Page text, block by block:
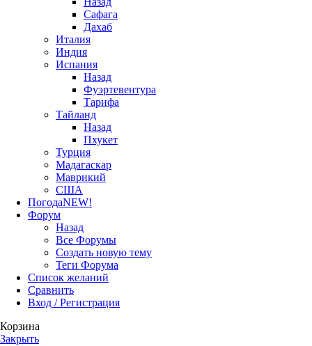
Сафага
Дахаб
Италия
Индия
Испания
Назад
Фуэртевентура
Тарифа
Тайланд
Назад
Пхукет
Турция
Мадагаскар
Маврикий
США
ПогодаNEW!
Форум
Назад
Все Форумы
Создать новую тему
Теги Форума
Список желаний
Сравнить
Вход / Регистрация
Корзина
Закрыть